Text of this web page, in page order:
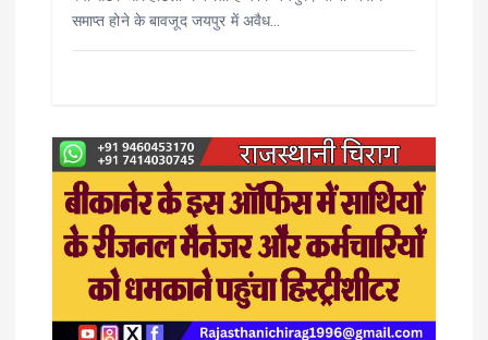
समाप्त होने के बावजूद जयपुर में अवैध…